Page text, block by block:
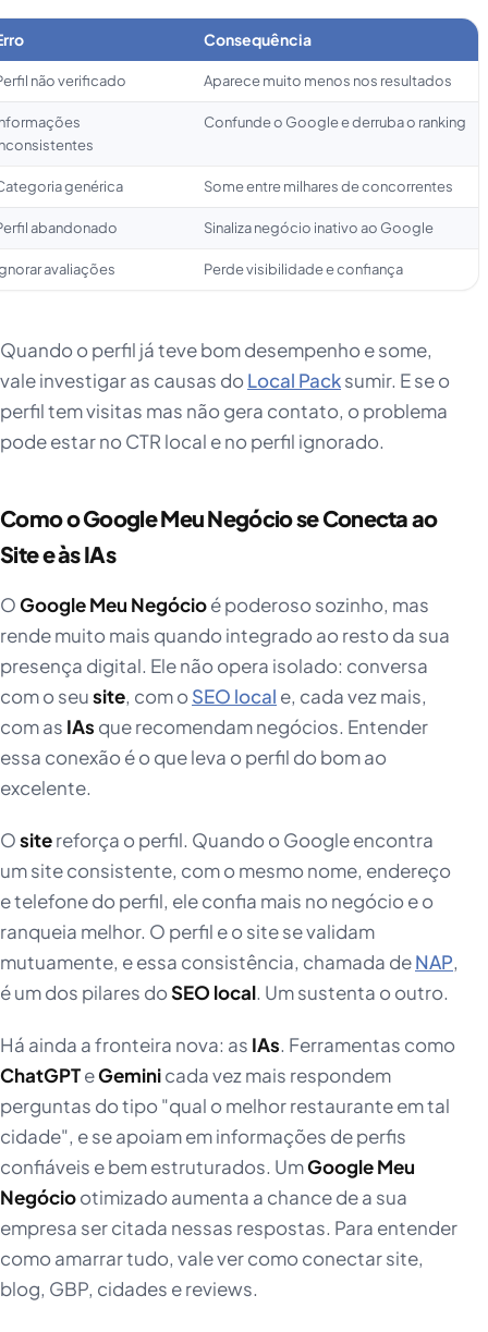
Consequência
não verificado Aparece muito menos nos resultados
Confunde o Google e derruba o ranking
genérica Some entre milhares de concorrentes
abandonado Sinaliza negócio inativo ao Google
avaliações Perde visibilidade e confiança
Quando o perfil já teve bom desempenho e some,
vale investigar as causas doLocal Packsumir. E se o
perfil tem visitas mas não gera contato, o problema
pode estar no CTR local e no perfil ignorado.
Como o Google Meu Negócio se Conecta ao
Site e às IAs
OGoogle Meu Negócioé poderoso sozinho, mas
rende muito mais quando integrado ao resto da sua
presença digital. Ele não opera isolado: conversa
com o seusite, com oSEO local e, cada vez mais,
com as IAs que recomendam negócios. Entender
essa conexão é o que leva o perfil do bom ao
excelente.
Ositereforça o perfil. Quando o Google encontra
um site consistente, com o mesmo nome, endereço
e telefone do perfil, ele confia mais no negócio e o
ranqueia melhor. O perfil e o site se validam
mutuamente, e essa consistência, chamada deNAP,
é um dos pilares doSEO local. Um sustenta o outro.
Há ainda a fronteira nova: as IAs. Ferramentas como
ChatGPTeGeminicada vez mais respondem
perguntas do tipo "qual o melhor restaurante em tal
cidade", e se apoiam em informações de perfis
confiáveis e bem estruturados. UmGoogle Meu
Negóciootimizado aumenta a chance de a sua
empresa ser citada nessas respostas. Para entender
como amarrar tudo, vale ver como conectar site,
blog, GBP, cidades e reviews.